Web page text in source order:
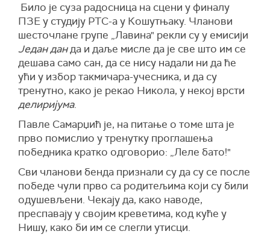
Било је суза радосница на сцени у финалу
ПЗЕ у студију РТС-а у Кошутњаку. Чланови
шесточлане групе „Лавина" рекли су у емисији
Један данда и даље мисле да је све што им се
дешава само сан, да се нису надали ни да ће
ући у избор такмичара-учесника, и да су
тренутно, како је рекао Никола, у некој врсти
делиријума.
Павле Самарџић је, на питање о томе шта је
прво помислио у тренутку проглашења
победника кратко одговорио: „Леле бато!"
Сви чланови бенда признали су да су се после
победе чули прво са родитељима који су били
одушевљени. Чекају да, како наводе,
преспавају у својим креветима, код куће у
Нишу, како би им се слегли утисци.